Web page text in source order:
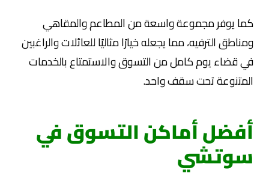
كما يوفر مجموعة واسعة من المطاعم والمقاهي
ومناطق الترفيه، مما يجعله خيارًا مثاليًا للعائلات والراغبين
في قضاء يوم كامل من التسوق والاستمتاع بالخدمات
المتنوعة تحت سقف واحد.
أفضل أماكن التسوق في
سوتشي